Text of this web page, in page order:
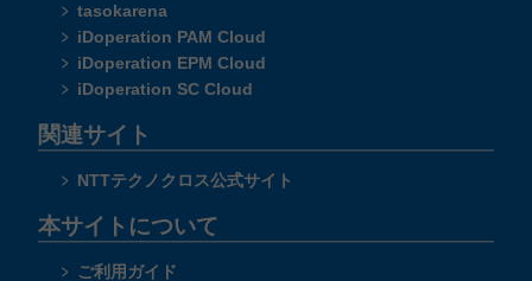
tasokarena
iDoperation PAM Cloud
iDoperation EPM Cloud
iDoperation SC Cloud
関連サイト
NTTテクノクロス公式サイト
本サイトについて
ご利用ガイド